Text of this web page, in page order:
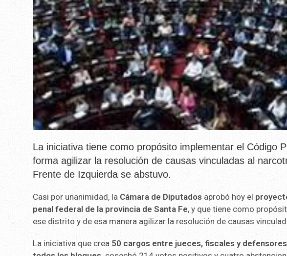
La iniciativa tiene como propósito implementar el Código
forma agilizar la resolución de causas vinculadas al
Frente de Izquierda se abstuvo.
Casi por unanimidad, la Cámara de Diputados aprobó hoy el
penal federal de la provincia de Santa Fe, y que tiene como
ese distrito y de esa manera agilizar la resolución de causas
La iniciativa que crea 50 cargos entre jueces, fiscales y